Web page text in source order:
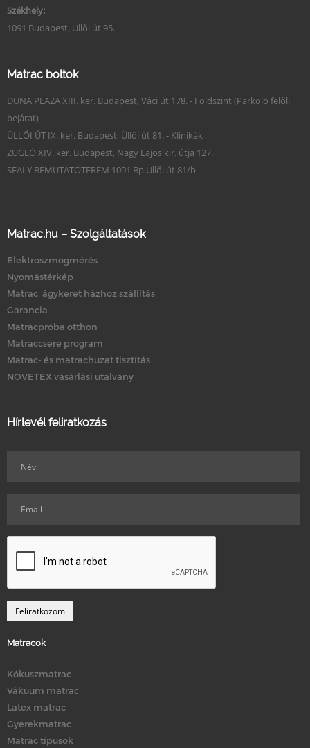
Székhely:
1091 Budapest, Üllői út 95.
Matrac boltok
DUNA PLAZA XIII. ker. Budapest, Váci út 178. - Földszint (Parkoló felőli
bejárat)
ÜLLŐI ÚT IX. ker. Budapest, Üllői út 81. - Klinikák
ZUGLÓ XIV. ker. Budapest, Nagy Lajos kir. útja 127.
SEALY BEMUTATÓTEREM 1091 Bp.Üllői út 81/b
Matrac.hu – Szolgáltatások
Elektroszmogmérés
Nyomástérkép
Matrac, ágykeret házhoz szállítás
Garancia
Matracpróba otthon
Matraccsere program
Matrac- és matrachuzat tisztítás
NOVETEX vásárlási utalvány
Hírlevél feliratkozás
Matracok
Kókuszmatrac
Vákuum matrac
Latex matrac
Gyerekmatrac
Matrac típusok